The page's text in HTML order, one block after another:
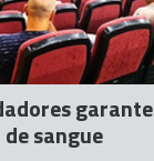
garante
sangue